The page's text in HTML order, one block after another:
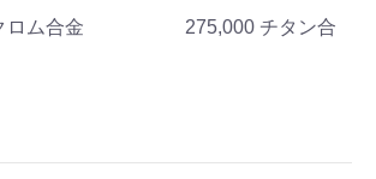
クロム合金 275,000 チタン合